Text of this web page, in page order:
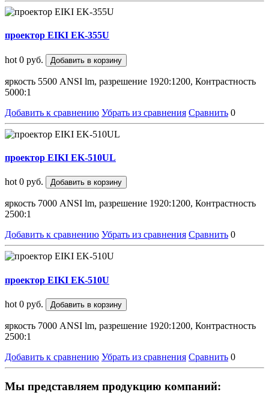
проектор EIKI EK-355U
hot 0 руб. Добавить в корзину
яркость 5500 ANSI lm, разрешение 1920:1200, Контрастность
5000:1
Добавить к сравнению Убрать из сравнения Сравнить 0
проектор EIKI EK-510UL
hot 0 руб. Добавить в корзину
яркость 7000 ANSI lm, разрешение 1920:1200, Контрастность
2500:1
Добавить к сравнению Убрать из сравнения Сравнить 0
проектор EIKI EK-510U
hot 0 руб. Добавить в корзину
яркость 7000 ANSI lm, разрешение 1920:1200, Контрастность
2500:1
Добавить к сравнению Убрать из сравнения Сравнить 0
Мы представляем продукцию компаний: